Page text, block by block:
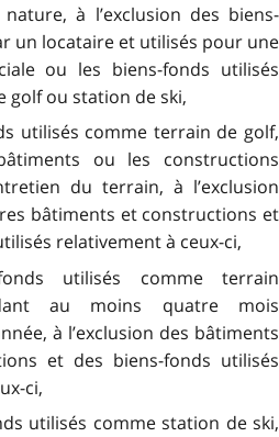
à l’exclusion des biens-
un locataire et utilisés pour une
ou les biens-fonds utilisés
golf ou station de ski,
utilisés comme terrain de golf,
ou les constructions
du terrain, à l’exclusion
bâtiments et constructions et
relativement à ceux-ci,
utilisés comme terrain
au moins quatre mois
à l’exclusion des bâtiments
et des biens-fonds utilisés
ci,
utilisés comme station de ski,